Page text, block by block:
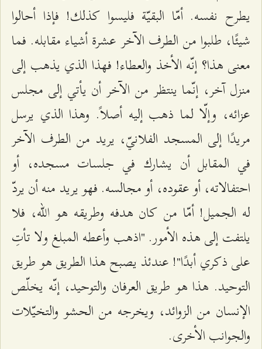
يطرح نفسه. أمّا البقيّة فليسوا كذلك! فإذا أحالوا
شيئًا، طلبوا من الطرف الآخر عشرة أشياء مقابله. فما
معنى هذا؟ إنّه الأخذ والعطاء! فهذا الذي يذهب إلى
منزل آخر، إنّما ينتظر من الآخر أن يأتي إلى مجلس
عزائه، وإلّا لما ذهب إليه أصلاً. وهذا الذي يرسل
مريدًا إلى المسجد الفلانيّ، يريد من الطرف الآخر
في المقابل أن يشارك في جلسات مسجده، أو
احتفالاته، أو عقوده، أو مجالسه. فهو يريد منه أن يردّ
له الجميل! أمّا من كان هدفه وطريقه هو الله، فلا
يلتفت إلى هذه الأمور. "اذهب وأعطه المبلغ ولا تأتِ
على ذكري أبدًا"! عندئذ يصبح هذا الطريق هو طريق
التوحيد. هذا هو طريق العرفان والتوحيد، إنّه يخلّص
الإنسان من الزوائد، ويخرجه من الحشو والتخيّلات
والجوانب الأخرى.